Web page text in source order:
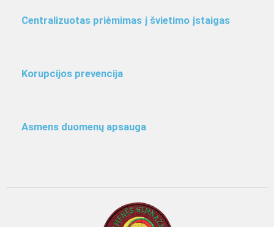
Centralizuotas priėmimas į švietimo įstaigas
Korupcijos prevencija
Asmens duomenų apsauga